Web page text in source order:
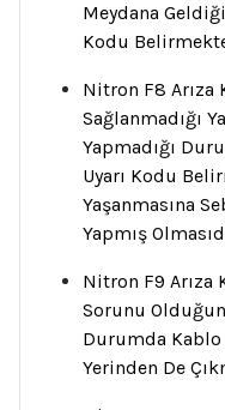
Meydana
Kodu
Nitron F8 Arıza
Sağlanmadığı
Yapmadığı
Uyarı Kodu
Yaşanmasına
Yapmış
Nitron F9 Arıza
Sorunu
Durumda Kablo
Yerinden De